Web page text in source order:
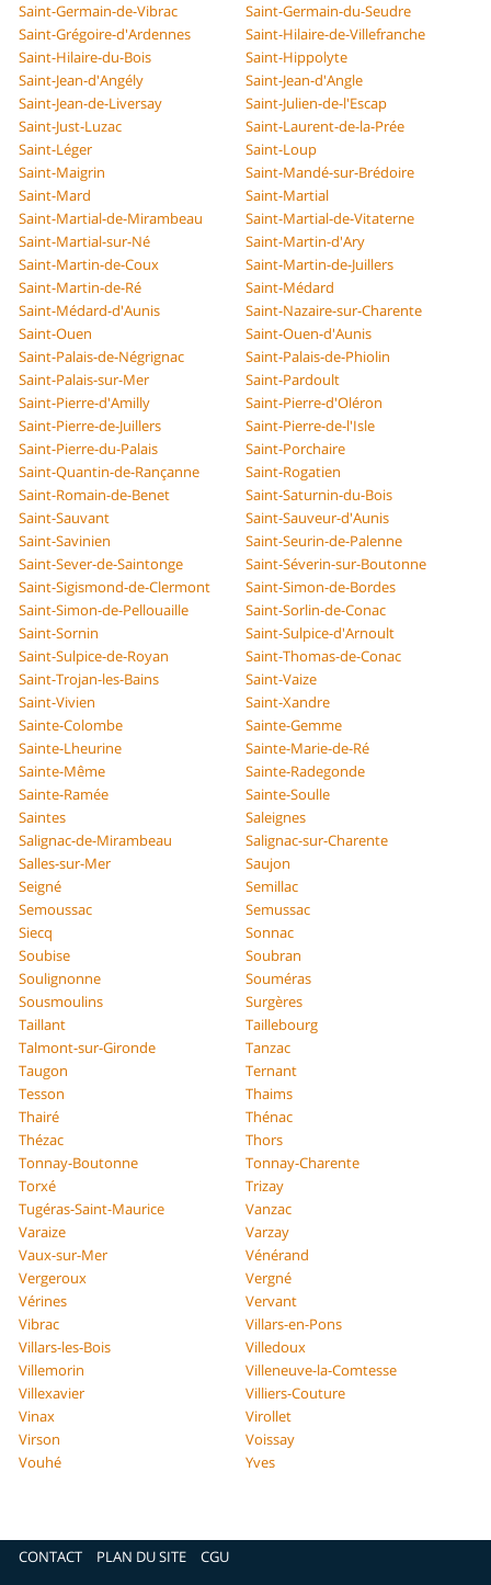
Saint-Germain-de-Vibrac
Saint-Germain-du-Seudre
Saint-Grégoire-d'Ardennes
Saint-Hilaire-de-Villefranche
Saint-Hilaire-du-Bois
Saint-Hippolyte
Saint-Jean-d'Angély
Saint-Jean-d'Angle
Saint-Jean-de-Liversay
Saint-Julien-de-l'Escap
Saint-Just-Luzac
Saint-Laurent-de-la-Prée
Saint-Léger
Saint-Loup
Saint-Maigrin
Saint-Mandé-sur-Brédoire
Saint-Mard
Saint-Martial
Saint-Martial-de-Mirambeau
Saint-Martial-de-Vitaterne
Saint-Martial-sur-Né
Saint-Martin-d'Ary
Saint-Martin-de-Coux
Saint-Martin-de-Juillers
Saint-Martin-de-Ré
Saint-Médard
Saint-Médard-d'Aunis
Saint-Nazaire-sur-Charente
Saint-Ouen
Saint-Ouen-d'Aunis
Saint-Palais-de-Négrignac
Saint-Palais-de-Phiolin
Saint-Palais-sur-Mer
Saint-Pardoult
Saint-Pierre-d'Amilly
Saint-Pierre-d'Oléron
Saint-Pierre-de-Juillers
Saint-Pierre-de-l'Isle
Saint-Pierre-du-Palais
Saint-Porchaire
Saint-Quantin-de-Rançanne
Saint-Rogatien
Saint-Romain-de-Benet
Saint-Saturnin-du-Bois
Saint-Sauvant
Saint-Sauveur-d'Aunis
Saint-Savinien
Saint-Seurin-de-Palenne
Saint-Sever-de-Saintonge
Saint-Séverin-sur-Boutonne
Saint-Sigismond-de-Clermont
Saint-Simon-de-Bordes
Saint-Simon-de-Pellouaille
Saint-Sorlin-de-Conac
Saint-Sornin
Saint-Sulpice-d'Arnoult
Saint-Sulpice-de-Royan
Saint-Thomas-de-Conac
Saint-Trojan-les-Bains
Saint-Vaize
Saint-Vivien
Saint-Xandre
Sainte-Colombe
Sainte-Gemme
Sainte-Lheurine
Sainte-Marie-de-Ré
Sainte-Même
Sainte-Radegonde
Sainte-Ramée
Sainte-Soulle
Saintes
Saleignes
Salignac-de-Mirambeau
Salignac-sur-Charente
Salles-sur-Mer
Saujon
Seigné
Semillac
Semoussac
Semussac
Siecq
Sonnac
Soubise
Soubran
Soulignonne
Souméras
Sousmoulins
Surgères
Taillant
Taillebourg
Talmont-sur-Gironde
Tanzac
Taugon
Ternant
Tesson
Thaims
Thairé
Thénac
Thézac
Thors
Tonnay-Boutonne
Tonnay-Charente
Torxé
Trizay
Tugéras-Saint-Maurice
Vanzac
Varaize
Varzay
Vaux-sur-Mer
Vénérand
Vergeroux
Vergné
Vérines
Vervant
Vibrac
Villars-en-Pons
Villars-les-Bois
Villedoux
Villemorin
Villeneuve-la-Comtesse
Villexavier
Villiers-Couture
Vinax
Virollet
Virson
Voissay
Vouhé
Yves
CONTACT PLAN DU SITE CGU